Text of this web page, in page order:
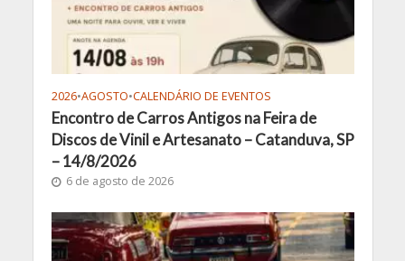
2026•AGOSTO•CALENDÁRIO DE EVENTOS
Encontro de Carros Antigos na Feira de
Discos de Vinil e Artesanato – Catanduva, SP
– 14/8/2026
6 de agosto de 2026